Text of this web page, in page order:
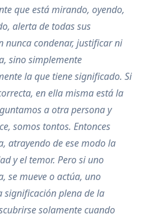
que está mirando, oyendo,
alerta de todas sus
nunca condenar, justificar ni
sino simplemente
la que tiene significado. Si
en ella misma está la
a otra persona y
somos tontos. Entonces
atrayendo de ese modo la
y el temor. Pero si uno
se mueve o actúa, uno
significación plena de la
solamente cuando